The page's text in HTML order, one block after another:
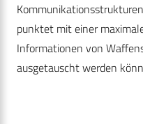
punktet mit einer
Informationen von
ausgetauscht werden